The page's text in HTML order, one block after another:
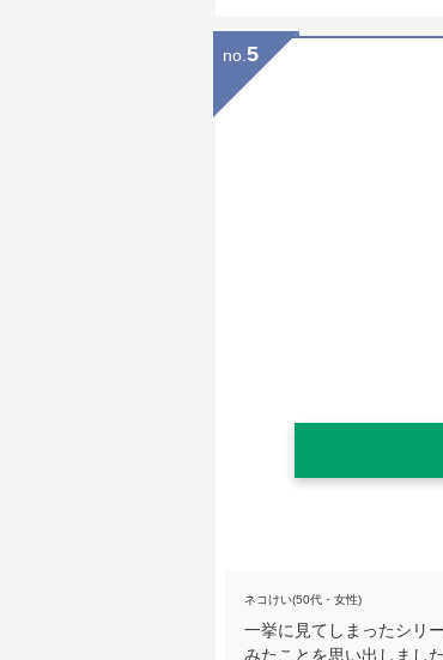
no. 5
ネコけい(50代・女性)
一挙に見てしまったシリ
みたことを思い出しました